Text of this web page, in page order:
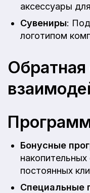
аксессуары
Сувениры:
логотипом
Обратная
Бонусные
постоянных
Специальные